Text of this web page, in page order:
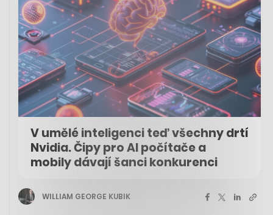
V umělé inteligenci teď všechny drtí
Nvidia. Čipy pro AI počítače a
mobily dávají šanci konkurenci
WILLIAM GEORGE KUBIK